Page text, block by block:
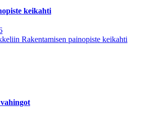
keikahti
Rakentamisen painopiste keikahti